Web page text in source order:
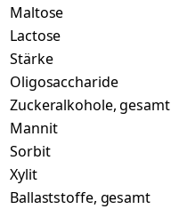
Maltose
Lactose
Stärke
Oligosaccharide
Zuckeralkohole, gesamt
Mannit
Sorbit
Xylit
Ballaststoffe, gesamt